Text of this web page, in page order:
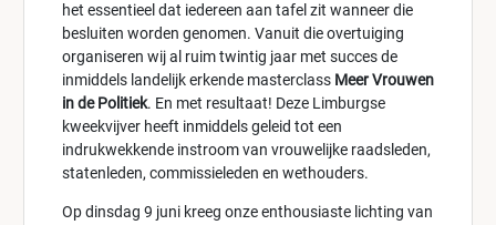
het essentieel dat iedereen aan tafel zit wanneer die
besluiten worden genomen. Vanuit die overtuiging
organiseren wij al ruim twintig jaar met succes de
inmiddels landelijk erkende masterclass Meer Vrouwen
in de Politiek. En met resultaat! Deze Limburgse
kweekvijver heeft inmiddels geleid tot een
indrukwekkende instroom van vrouwelijke raadsleden,
statenleden, commissieleden en wethouders.
Op dinsdag 9 juni kreeg onze enthousiaste lichting van